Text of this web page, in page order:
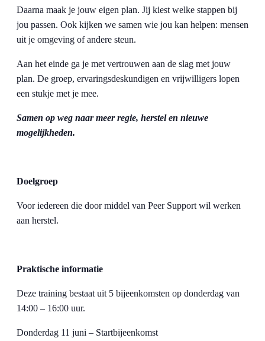
Daarna maak je jouw eigen plan. Jij kiest welke stappen bij
jou passen. Ook kijken we samen wie jou kan helpen: mensen
uit je omgeving of andere steun.
Aan het einde ga je met vertrouwen aan de slag met jouw
plan. De groep, ervaringsdeskundigen en vrijwilligers lopen
een stukje met je mee.
Samen op weg naar meer regie, herstel en nieuwe
mogelijkheden.
Doelgroep
Voor iedereen die door middel van Peer Support wil werken
aan herstel.
Praktische informatie
Deze training bestaat uit 5 bijeenkomsten op donderdag van
14:00 – 16:00 uur.
Donderdag 11 juni – Startbijeenkomst